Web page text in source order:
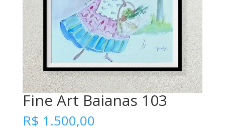
Fine Art Baianas 103
R$ 1.500,00